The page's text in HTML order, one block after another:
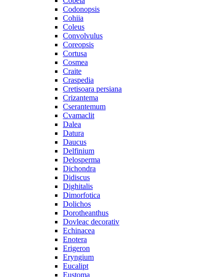
Codonopsis
Cohiia
Coleus
Convolvulus
Coreopsis
Cortusa
Cosmea
Craite
Craspedia
Cretisoara persiana
Crizantema
Cserantemum
Cvamaclit
Dalea
Datura
Daucus
Delfinium
Delosperma
Dichondra
Didiscus
Dighitalis
Dimorfotica
Dolichos
Dorotheanthus
Dovleac decorativ
Echinacea
Enotera
Erigeron
Eryngium
Eucalipt
Eustoma